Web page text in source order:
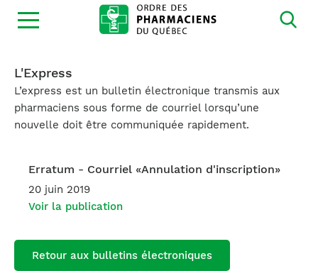
Ouvrir
la
L'Express
L’express est un bulletin électronique transmis aux
pharmaciens sous forme de courriel lorsqu’une
nouvelle doit être communiquée rapidement.
Erratum - Courriel «Annulation d'inscription»
20 juin 2019
Voir la publication
Retour aux bulletins électroniques